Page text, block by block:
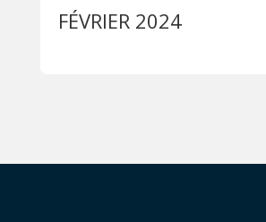
FÉVRIER 2024